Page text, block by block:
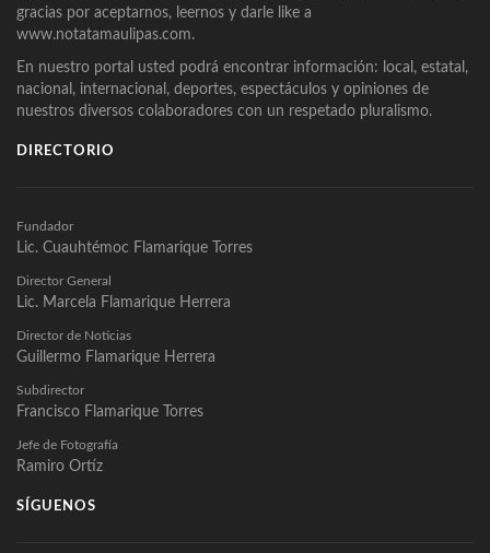
gracias por aceptarnos, leernos y darle like a
www.notatamaulipas.com.
En nuestro portal usted podrá encontrar información: local, estatal,
nacional, internacional, deportes, espectáculos y opiniones de
nuestros diversos colaboradores con un respetado pluralismo.
DIRECTORIO
Fundador
Lic. Cuauhtémoc Flamarique Torres
Director General
Lic. Marcela Flamarique Herrera
Director de Noticias
Guillermo Flamarique Herrera
Subdirector
Francisco Flamarique Torres
Jefe de Fotografía
Ramiro Ortíz
SÍGUENOS